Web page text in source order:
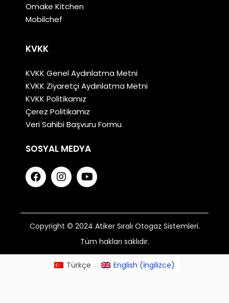
Omake Kitchen
Mobilchef
KVKK
KVKK Genel Aydınlatma Metni
KVKK Ziyaretçi Aydınlatma Metni
KVKK Politikamız
Çerez Politikamız
Veri Sahibi Başvuru Formu
SOSYAL MEDYA
Copyright © 2024 Atiker Sıralı Otogaz Sistemleri.
Tüm hakları saklıdır.
Türkçe English (İngilizce)